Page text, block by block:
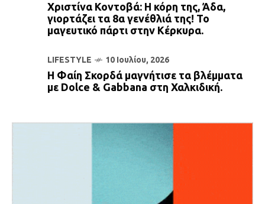
Χριστίνα Κοντοβά: Η κόρη της, Άδα,
γιορτάζει τα 8α γενέθλιά της! Το
μαγευτικό πάρτι στην Κέρκυρα.
LIFESTYLE 10 Ιουλίου, 2026
Η Φαίη Σκορδά μαγνήτισε τα βλέμματα
με Dolce & Gabbana στη Χαλκιδική.